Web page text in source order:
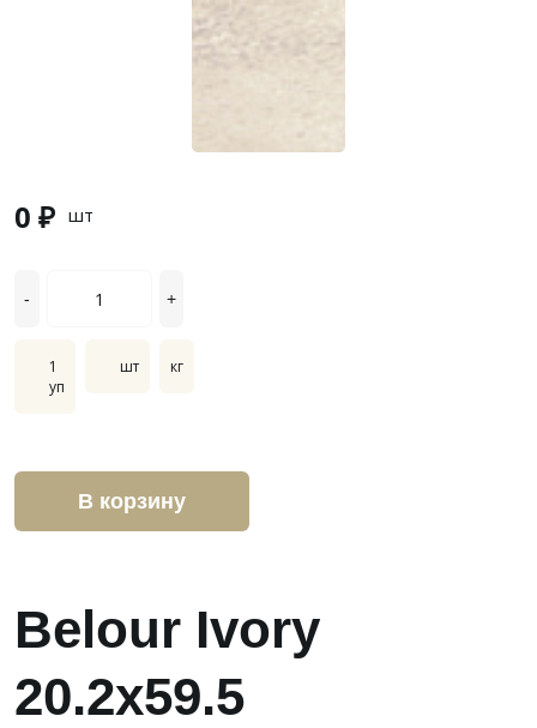
Belour Ivory
20.2x59.5
0 ₽ шт
- +
1
уп
шт кг
В корзину